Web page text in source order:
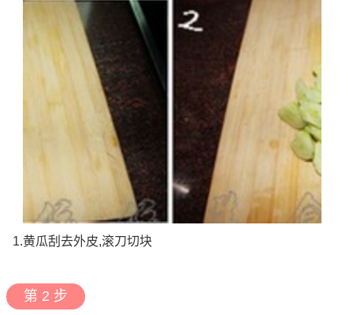
1.黄瓜刮去外皮,滚刀切块
第 2 步